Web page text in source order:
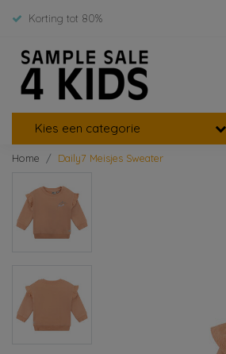
Korting tot 80%
Kies een categorie
Home Daily7 Meisjes Sweater